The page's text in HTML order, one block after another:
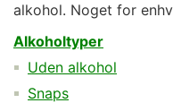
alkohol. Noget for
Alkoholtyper
Uden alkohol
Snaps